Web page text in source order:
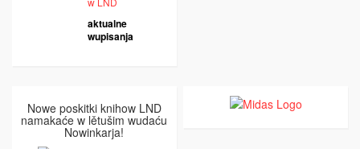
aktualne
wupisanja
Nowe poskitki knihow LND
namakaće w lětušim wudaću
Nowinkarja!